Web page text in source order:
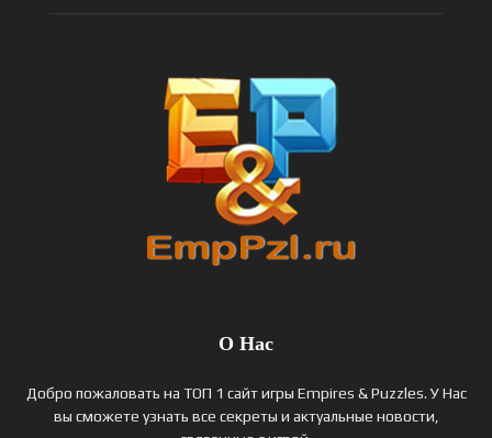
О Нас
Добро пожаловать на ТОП 1 сайт игры Empires & Puzzles. У Нас
вы сможете узнать все секреты и актуальные новости,